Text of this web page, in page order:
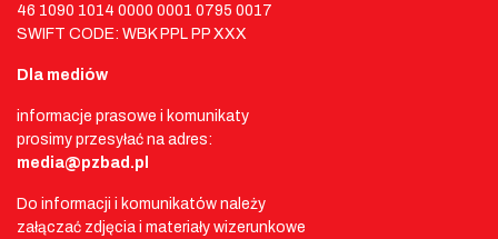
46 1090 1014 0000 0001 0795 0017
SWIFT CODE: WBK PPL PP XXX
Dla mediów
informacje prasowe i komunikaty
prosimy przesyłać na adres:
media@pzbad.pl
Do informacji i komunikatów należy
załączać zdjęcia i materiały wizerunkowe